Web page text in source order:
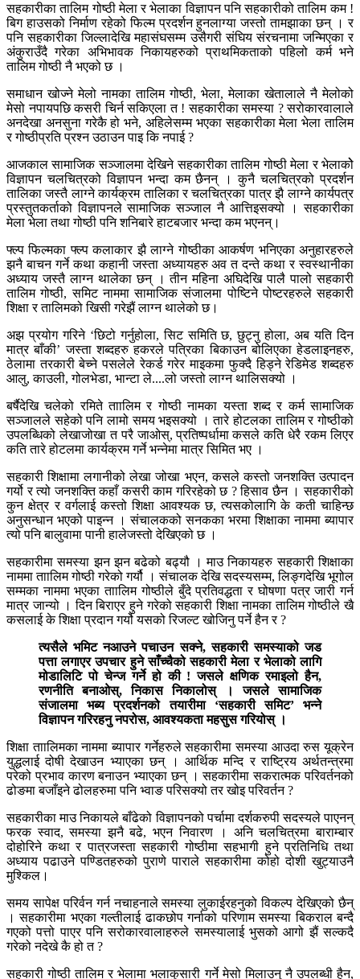
सहकारीका तालिम गोष्ठी मेला र भेलाका विज्ञापन पनि सहकारीको तालिम कम !
बिग हाउसको निर्माण रहेको फिल्म प्रदर्शन हुनलाग्या जस्तो तामझाका छन् । र
पनि सहकारीका जिल्लादेखि महासंघसम्म उसैगरी संघिय संरचनामा जन्मिएका र
अंकुराउँदै गरेका अभिभावक निकायहरुको प्राथमिकताको पहिलो कर्म भने
तालिम गोष्ठी नै भएको छ ।
समाधान खोज्ने मेलो नामका तालिम गोष्ठी, भेला, मेलाका खेतालाले नै मेलोको
मेसो नपायपछि कसरी चिर्न सकिएला त ! सहकारीका समस्या ? सरोकारवालाले
अनदेखा अनसुना गरेकै हो भने, अहिलेसम्म भएका सहकारीका मेला भेला तालिम
र गोष्ठीप्रति प्रश्न उठाउन पाइ कि नपाई ?
आजकाल सामाजिक सञ्जालमा देखिने सहकारीका तालिम गोष्ठी मेला र भेलाकोे
विज्ञापन चलचित्रको विज्ञापन भन्दा कम छैनन् । कुनै चलचित्रको प्रदर्शन
तालिका जस्तै लाग्ने कार्यक्रम तालिका र चलचित्रका पात्र झै लाग्ने कार्यपत्र
प्रस्तुतकर्ताको विज्ञापनले सामाजिक सञ्जाल नै आत्तिइसक्यो । सहकारीका
मेला भेला तथा गोष्ठी पनि शनिबारे हाटबजार भन्दा कम भएनन्।
फ्ल्प फिल्मका फ्ल्प कलाकार झै लाग्ने गोष्ठीका आकर्षण भनिएका अनुहारहरुले
झनै बाचन गर्ने कथा कहानी जस्ता अध्यायहरु अव त दन्ते कथा र स्वस्थानीका
अध्याय जस्तै लाग्न थालेका छन् । तीन महिना अघिदेखि पालै पालो सहकारी
तालिम गोष्ठी, समिट नाममा सामाजिक संजालमा पोष्टिने पोष्टरहरुले सहकारी
शिक्षा र तालिमको खिसी गरेझैं लाग्न थालेको छ।
अझ प्रयोग गरिने ‘छिटो गर्नुहोला, सिट समिति छ, छुट्नु होला, अब यति दिन
मात्र बाँकी’ जस्ता शब्दहरु हकरले पत्रिका बिकाउन बोलिएका हेडलाइनहरु,
ठेलामा तरकारी बेच्ने पसलेले रेकर्ड गरेर माइकमा फुक्दै हिड्ने रेडिमेड शब्दहरु
आलु, काउली, गोलभेडा, भान्टा ले....लो जस्तो लाग्न थालिसक्यो ।
बर्षैदेखि चलेको रमिते ताालिम र गोष्ठी नामका यस्ता शब्द र कर्म सामाजिक
सञ्जालले सहेको पनि लामो समय भइसक्यो । तारे होटलका तालिम र गोष्ठीको
उपलब्धिको लेखाजोखा त परै जाओस्, प्रतिष्पर्धामा कसले कति धेरै रकम लिएर
कति तारे होटलमा कार्यक्रम गर्ने भन्नेमा मात्र सिमित भए ।
सहकारी शिक्षामा लगानीको लेखा जोखा भएन, कसले कस्तो जनशक्ति उत्पादन
गर्यो र त्यो जनशक्ति कहाँ कसरी काम गरिरहेको छ ? हिसाव छैन । सहकारीको
कुन क्षेत्र र वर्गलाई कस्तो शिक्षा आवश्यक छ, त्यसकोलागि के कती चाहिन्छ
अनुसन्धान भएको पाइन्न । संचालकको सनकका भरमा शिक्षाका नाममा ब्यापार
त्यो पनि बालुवामा पानी हालेजस्तो देखिएको छ ।
सहकारीमा समस्या झन झन बढेको बढ्यौ । माउ निकायहरु सहकारी शिक्षाका
नाममा ताालिम गोष्ठी गरेको गर्यौ । संचालक देखि सदस्यसम्म, लिङ्गदेखि भूगोल
सम्मका नाममा भएका ताालिम गोष्ठीले बुँदे प्रतिवद्धता र घोषणा पत्र जारी गर्न
मात्र जान्यो । दिन बिराएर हुने गरेको सहकारी शिक्षा नामका तालिम गोष्ठीले खै
कसलाई के शिक्षा प्रदान गर्यो यसको रिजल्ट खोजिनु पर्ने हैन र ?
त्यसैले भमिट नआउने पचाउन सक्ने, सहकारी समस्याको जड
पत्ता लगाएर उपचार हुने साँच्चैको सहकारी मेला र भेलाको लागि
मोडालिटि पो चेन्ज गर्ने हो की ! जसले क्षणिक रमाइलो हैन,
रणनीति बनाओस्, निकास निकालोस् । जसले सामाजिक
संजालमा भब्य प्रदर्शनको तयारीमा ‘सहकारी समिट’ भन्ने
विज्ञापन गरिरहनु नपरोस, आवश्यकता महसुस गरियोस् ।
शिक्षा ताालिमका नाममा ब्यापार गर्नेहरुले सहकारीमा समस्या आउदा रुस यूक्रेन
युद्धलाई दोषी देखाउन भ्याएका छन् । आर्थिक मन्दि र राष्ट्रिय अर्थतन्त्रमा
परेको प्रभाव कारण बनाउन भ्याएका छन् । सहकारीमा सकरात्मक परिवर्तनको
ढोङमा बजाँइने ढोलहरुमा पनि भ्वाङ परिसक्यो तर खोइ परिवर्तन ?
सहकारीका माउ निकायले बाँढेको विज्ञापनको पर्चामा दर्शकरुपी सदस्यले पाएनन्
फरक स्वाद, समस्या झनै बढे, भएन निवारण । अनि चलचित्रमा बाराम्बार
दोहोरिने कथा र पात्रजस्ता सहकारी गोष्ठीमा सहभागी हुने प्रतिनिधि तथा
अध्याय पढाउने पण्डितहरुको पुराणे पाराले सहकारीमा कोहो दोशी खुट्याउनै
मुश्किल।
समय सापेक्ष परिर्वन गर्न नचाहनाले समस्या लुकाईरहनुको विकल्प देखिएको छैन्
। सहकारीमा भएका गल्तीलाई ढाकछोप गर्नाको परिणाम समस्या बिकराल बन्दै
गएको पत्तो पाएर पनि सरोकारवालाहरुले समस्यालाई भुसको आगो झैं सल्कदै
गरेको नदेखे कै हो त ?
सहकारी गोष्ठी तालिम र भेलामा भलाकुसारी गर्ने मेसो मिलाउनु नै उपलब्धी हैन,